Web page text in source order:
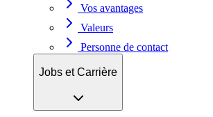
Vos avantages
Valeurs
Personne de contact
Jobs et Carrière